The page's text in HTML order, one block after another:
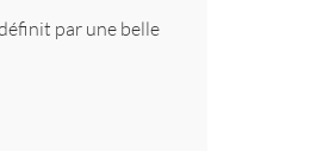
par une belle